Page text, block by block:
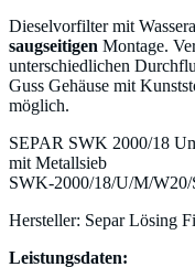
Dieselvorfilter mit
saugseitigen Montage.
unterschiedlichen
Guss Gehäuse mit
möglich.
SEPAR SWK 2000/18
mit Metallsieb
SWK-2000/18/U/M/W20/
Hersteller: Separ Lösing
Leistungsdaten: